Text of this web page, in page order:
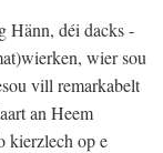
Hänn, déi dacks -
wier sou
vill remarkabelt
an Heem
kierzlech op e